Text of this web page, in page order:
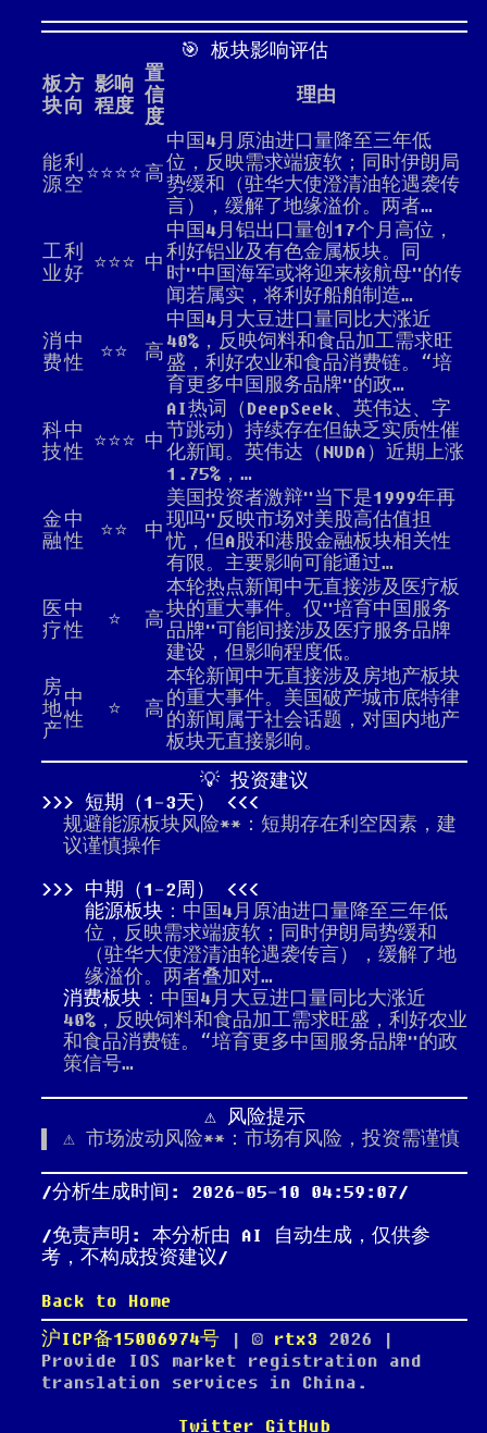
🎯 板块影响评估
板
块
方
向
影响
程度
置
信
度
理由
能
源
利
空 ⭐⭐⭐⭐ 高
中国4月原油进口量降至三年低
位，反映需求端疲软；同时伊朗局
势缓和（驻华大使澄清油轮遇袭传
言），缓解了地缘溢价。两者…
工
业
利
好 ⭐⭐⭐ 中
中国4月铝出口量创17个月高位，
利好铝业及有色金属板块。同
时"中国海军或将迎来核航母"的传
闻若属实，将利好船舶制造…
消
费
中
性
⭐⭐ 高
中国4月大豆进口量同比大涨近
40%，反映饲料和食品加工需求旺
盛，利好农业和食品消费链。“培
育更多中国服务品牌"的政…
科
技
中
性 ⭐⭐⭐ 中
AI热词（DeepSeek、英伟达、字
节跳动）持续存在但缺乏实质性催
化新闻。英伟达（NVDA）近期上涨
1.75%，…
金
融
中
性
⭐⭐ 中
美国投资者激辩"当下是1999年再
现吗"反映市场对美股高估值担
忧，但A股和港股金融板块相关性
有限。主要影响可能通过…
医
疗
中
性
⭐ 高
本轮热点新闻中无直接涉及医疗板
块的重大事件。仅"培育中国服务
品牌"可能间接涉及医疗服务品牌
建设，但影响程度低。
房
地
产
中
性
⭐ 高
本轮新闻中无直接涉及房地产板块
的重大事件。美国破产城市底特律
的新闻属于社会话题，对国内地产
板块无直接影响。
💡 投资建议
短期（1-3天）
规避能源板块风险**：短期存在利空因素，建
议谨慎操作
中期（1-2周）
能源板块 ：中国4月原油进口量降至三年低
位，反映需求端疲软；同时伊朗局势缓和
（驻华大使澄清油轮遇袭传言），缓解了地
缘溢价。两者叠加对…
消费板块 ：中国4月大豆进口量同比大涨近
40%，反映饲料和食品加工需求旺盛，利好农业
和食品消费链。“培育更多中国服务品牌"的政
策信号…
⚠️ 风险提示
⚠️ 市场波动风险**：市场有风险，投资需谨慎
分析生成时间: 2026-05-10 04:59:07
免责声明: 本分析由 AI 自动生成，仅供参
考，不构成投资建议
Back to Home
沪ICP备15006974号 | © rtx3 2026 |
Provide IOS market registration and
translation services in China.
Twitter GitHub